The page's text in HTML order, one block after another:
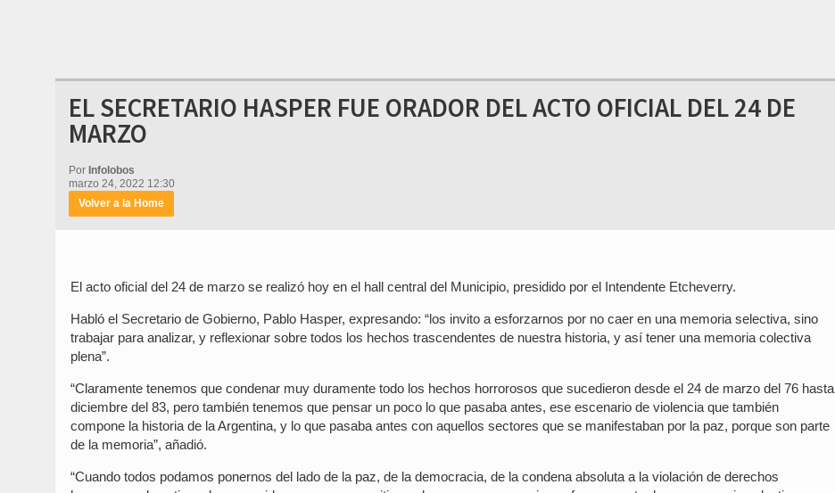
EL SECRETARIO HASPER FUE ORADOR DEL ACTO OFICIAL DEL 24 DE
MARZO
Por Infolobos
marzo 24, 2022 12:30
Volver a la Home
El acto oficial del 24 de marzo se realizó hoy en el hall central del Municipio, presidido por el Intendente Etcheverry.
Habló el Secretario de Gobierno, Pablo Hasper, expresando: “los invito a esforzarnos por no caer en una memoria selectiva, sino
trabajar para analizar, y reflexionar sobre todos los hechos trascendentes de nuestra historia, y así tener una memoria colectiva
plena”.
“Claramente tenemos que condenar muy duramente todo los hechos horrorosos que sucedieron desde el 24 de marzo del 76 hasta
diciembre del 83, pero también tenemos que pensar un poco lo que pasaba antes, ese escenario de violencia que también
compone la historia de la Argentina, y lo que pasaba antes con aquellos sectores que se manifestaban por la paz, porque son parte
de la memoria”, añadió.
“Cuando todos podamos ponernos del lado de la paz, de la democracia, de la condena absoluta a la violación de derechos